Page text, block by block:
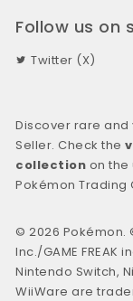
Follow us on
Twitter (X)
Discover rare and
Seller. Check the
collection on the
Pokémon Trading
© 2026 Pokémon.
Inc./GAME
Nintendo Switch,
WiiWare are